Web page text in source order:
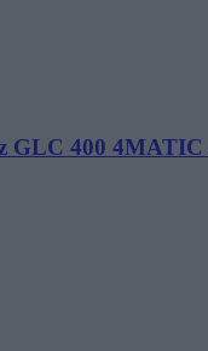
GLC 400